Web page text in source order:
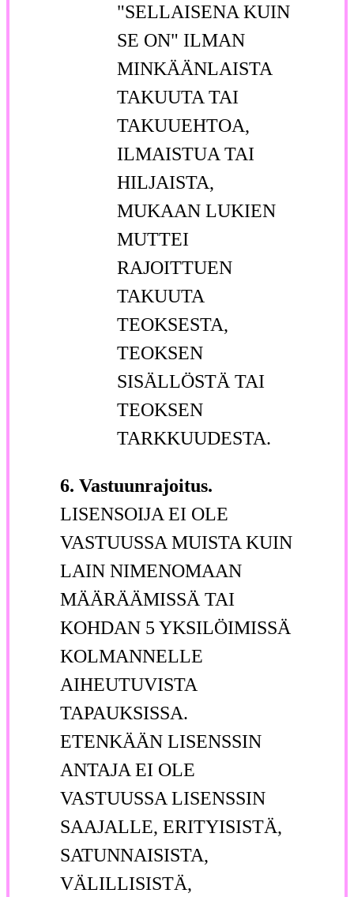
"SELLAISENA KUIN
SE ON" ILMAN
MINKÄÄNLAISTA
TAKUUTA TAI
TAKUUEHTOA,
ILMAISTUA TAI
HILJAISTA,
MUKAAN LUKIEN
MUTTEI
RAJOITTUEN
TAKUUTA
TEOKSESTA,
TEOKSEN
SISÄLLÖSTÄ TAI
TEOKSEN
TARKKUUDESTA.
6. Vastuunrajoitus.
LISENSOIJA EI OLE
VASTUUSSA MUISTA KUIN
LAIN NIMENOMAAN
MÄÄRÄÄMISSÄ TAI
KOHDAN 5 YKSILÖIMISSÄ
KOLMANNELLE
AIHEUTUVISTA
TAPAUKSISSA.
ETENKÄÄN LISENSSIN
ANTAJA EI OLE
VASTUUSSA LISENSSIN
SAAJALLE, ERITYISISTÄ,
SATUNNAISISTA,
VÄLILLISISTÄ,